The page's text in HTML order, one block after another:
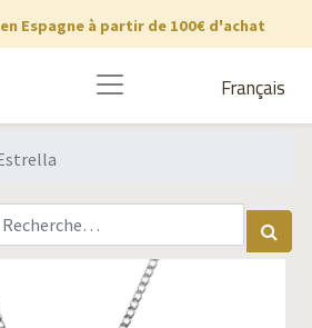
Espagne à partir de 100€ d'achat
Français